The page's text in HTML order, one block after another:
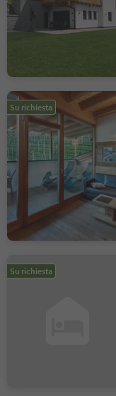
Su richiesta
Su richiesta